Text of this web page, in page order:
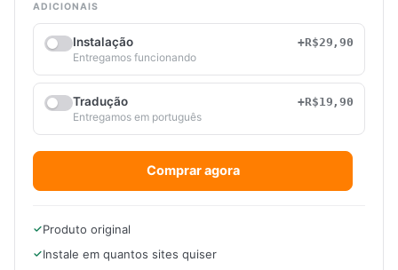
ADICIONAIS
Instalação
+R$29,90
Entregamos funcionando
Tradução
+R$19,90
Entregamos em português
Comprar agora
Produto original
Instale em quantos sites quiser